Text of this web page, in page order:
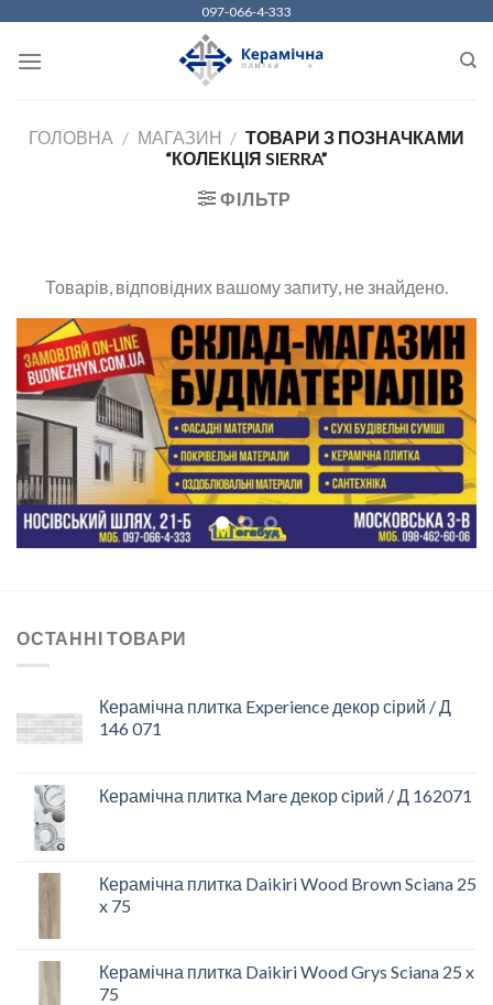
content
097-066-4-333
ГОЛОВНА / МАГАЗИН / ТОВАРИ З ПОЗНАЧКАМИ
“КОЛЕКЦІЯ SIERRA”
ФІЛЬТР
Товарів, відповідних вашому запиту, не знайдено.
ОСТАННІ ТОВАРИ
Керамічна плитка Experience декор сірий / Д
146 071
Керамічна плитка Mare декор сiрий / Д 162071
Керамічна плитка Daikiri Wood Brown Sciana 25
x 75
Керамічна плитка Daikiri Wood Grys Sciana 25 x
75